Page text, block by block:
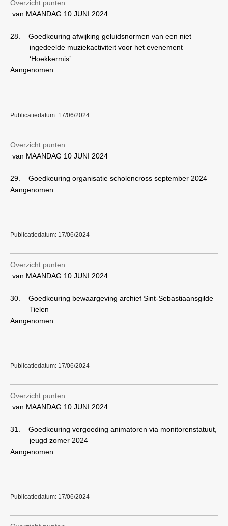
Overzicht punten
van MAANDAG 10 JUNI 2024
28.
Goedkeuring afwijking geluidsnormen van een niet
ingedeelde muziekactiviteit voor het evenement
‘Hoekkermis’
Aangenomen
Publicatiedatum: 17/06/2024
Overzicht punten
van MAANDAG 10 JUNI 2024
29.
Goedkeuring organisatie scholencross september 2024
Aangenomen
Publicatiedatum: 17/06/2024
Overzicht punten
van MAANDAG 10 JUNI 2024
30.
Goedkeuring bewaargeving archief Sint-Sebastiaansgilde
Tielen
Aangenomen
Publicatiedatum: 17/06/2024
Overzicht punten
van MAANDAG 10 JUNI 2024
31.
Goedkeuring vergoeding animatoren via monitorenstatuut,
jeugd zomer 2024
Aangenomen
Publicatiedatum: 17/06/2024